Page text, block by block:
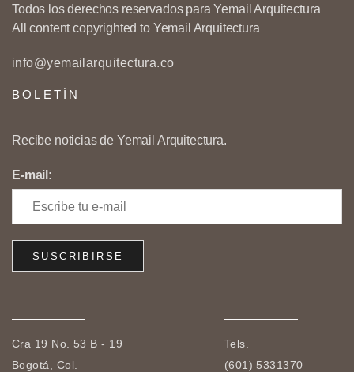
Todos los derechos reservados para Yemail Arquitectura
All content copyrighted to Yemail Arquitectura
info@yemailarquitectura.co
BOLETÍN
Recibe noticias de Yemail Arquitectura.
E-mail:
Cra 19 No. 53 B - 19
Bogotá, Col.
Tels.
(601) 5331370